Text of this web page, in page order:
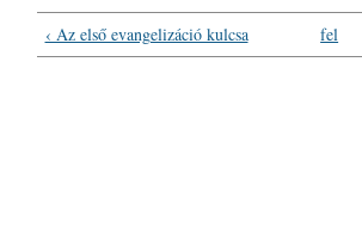
‹ Az első evangelizáció kulcsa fel